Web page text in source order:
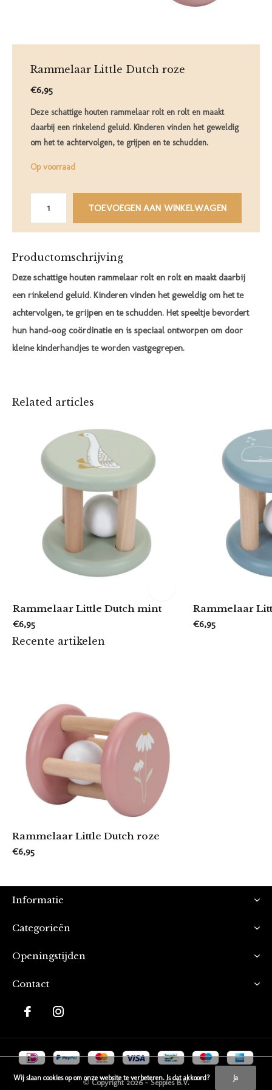
Rammelaar Little Dutch roze
€6,95
Deze schattige houten rammelaar rolt en rolt en maakt
daarbij een rinkelend geluid. Kinderen vinden het geweldig
om het te achtervolgen, te grijpen en te schudden.
Op voorraad
TOEVOEGEN AAN WINKELWAGEN
Productomschrijving
Deze schattige houten rammelaar rolt en rolt en maakt daarbij
een rinkelend geluid. Kinderen vinden het geweldig om het te
achtervolgen, te grijpen en te schudden. Het speeltje bevordert
hun hand-oog coördinatie en is speciaal ontworpen om door
kleine kinderhandjes te worden vastgegrepen.
Related articles
Rammelaar Little Dutch mint
€6,95
Rammelaar
€6,95
Recente artikelen
Rammelaar Little Dutch roze
€6,95
Informatie
Categorieën
Openingstijden
Contact
© Copyright2026- Seppies B.V.
Wij slaan cookies op om onze website te verbeteren. Is dat akkoord? Ja